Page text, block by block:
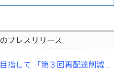
プレスリリース
「第３回再配達削減２ウィークを開始！」